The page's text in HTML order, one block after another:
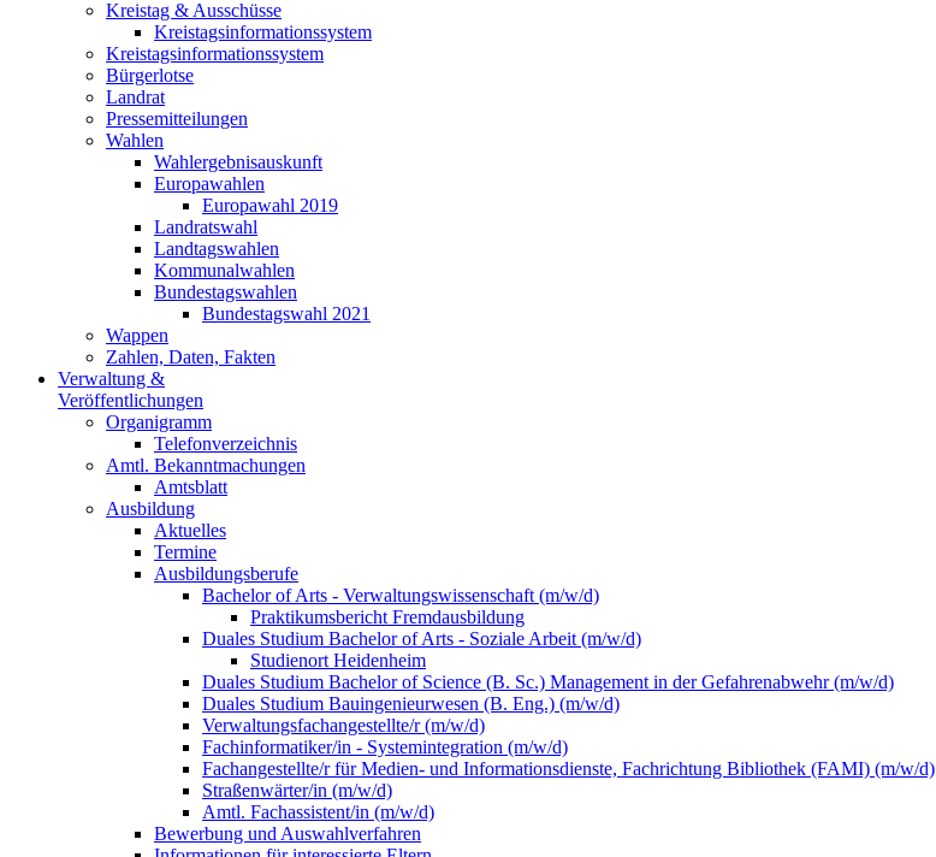
Kreistag & Ausschüsse
Kreistagsinformationssystem
Kreistagsinformationssystem
Bürgerlotse
Landrat
Pressemitteilungen
Wahlen
Wahlergebnisauskunft
Europawahlen
Europawahl 2019
Landratswahl
Landtagswahlen
Kommunalwahlen
Bundestagswahlen
Bundestagswahl 2021
Wappen
Zahlen, Daten, Fakten
Verwaltung &
Veröffentlichungen
Organigramm
Telefonverzeichnis
Amtl. Bekanntmachungen
Amtsblatt
Ausbildung
Aktuelles
Termine
Ausbildungsberufe
Bachelor of Arts - Verwaltungswissenschaft (m/w/d)
Praktikumsbericht Fremdausbildung
Duales Studium Bachelor of Arts - Soziale Arbeit (m/w/d)
Studienort Heidenheim
Duales Studium Bachelor of Science (B. Sc.) Management in der Gefahrenabwehr (m/w/d)
Duales Studium Bauingenieurwesen (B. Eng.) (m/w/d)
Verwaltungsfachangestellte/r (m/w/d)
Fachinformatiker/in - Systemintegration (m/w/d)
Fachangestellte/r für Medien- und Informationsdienste, Fachrichtung Bibliothek (FAMI) (m/w/d)
Straßenwärter/in (m/w/d)
Amtl. Fachassistent/in (m/w/d)
Bewerbung und Auswahlverfahren